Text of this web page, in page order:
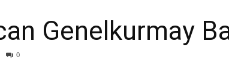
Genelkurmay
0